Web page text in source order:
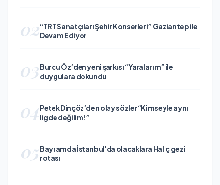
02“TRT Sanatçıları Şehir Konserleri” Gaziantep ile
Devam Ediyor
03Burcu Öz’den yeni şarkısı “Yaralarım” ile
duygulara dokundu
04Petek Dinçöz’den olay sözler “Kimseyle aynı
ligde değilim!”
05Bayramda İstanbul'da olacaklara Haliç gezi
rotası